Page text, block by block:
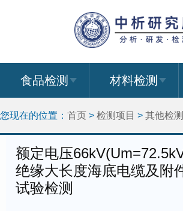
食品检测 材料检测
您现在的位置： 首页 > 检测项目 > 其他检测
额定电压
绝缘大长度海底电缆及附
试验检测